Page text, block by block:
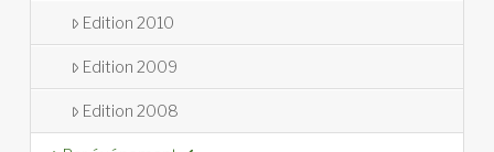
Edition 2010
Edition 2009
Edition 2008